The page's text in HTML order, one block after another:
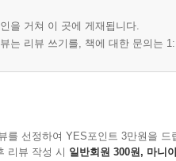
을 거쳐 이 곳에 게재됩니다.
는 리뷰 쓰기를, 책에 대한 문의는
를 선정하여 YES포인트 3만원을 드
리뷰 작성 시 일반회원 300원, 마니